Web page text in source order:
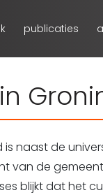
publicaties
naast de
van de
blijkt dat het